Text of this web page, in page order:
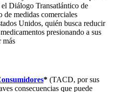
el Diálogo Transatlántico de
de medidas comerciales
Unidos, quién busca reducir
presionando a sus
más
* (TACD, por sus
consecuencias que puede